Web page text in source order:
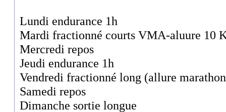
Lundi endurance 1h
Mardi fractionné courts VMA-aluure 10
Mercredi repos
Jeudi endurance 1h
Vendredi fractionné long (allure
Samedi repos
Dimanche sortie longue